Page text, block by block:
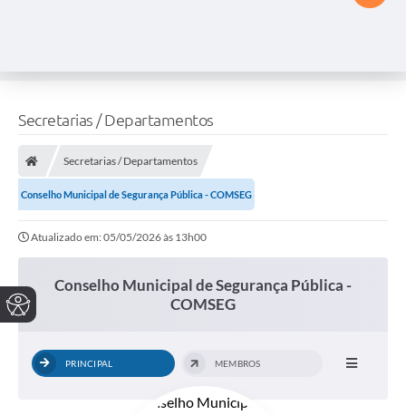
Secretarias / Departamentos
Secretarias / Departamentos
Conselho Municipal de Segurança Pública - COMSEG
Atualizado em: 05/05/2026 às 13h00
Conselho Municipal de Segurança Pública -
COMSEG
PRINCIPAL MEMBROS